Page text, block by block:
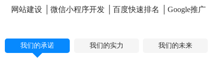
网站建设 微信小程序开发 百度快速排名 Google推广
我们的承诺 我们的实力 我们的未来